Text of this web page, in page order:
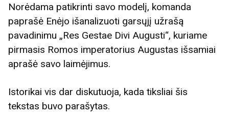
Norėdama patikrinti savo modelį, komanda
paprašė Enėjo išanalizuoti garsųjį užrašą
pavadinimu „Res Gestae Divi Augusti“, kuriame
pirmasis Romos imperatorius Augustas išsamiai
aprašė savo laimėjimus.
Istorikai vis dar diskutuoja, kada tiksliai šis
tekstas buvo parašytas.